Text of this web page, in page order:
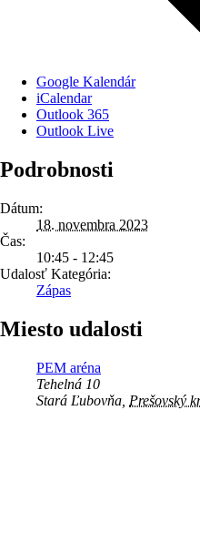
Google Kalendár
iCalendar
Outlook 365
Outlook Live
Podrobnosti
Dátum:
18. novembra 2023
Čas:
10:45 - 12:45
Udalosť Kategória:
Zápas
Miesto udalosti
PEM aréna
Tehelná 10
Stará Ľubovňa Prešovský